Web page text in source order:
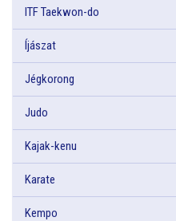
ITF Taekwon-do
Íjászat
Jégkorong
Judo
Kajak-kenu
Karate
Kempo